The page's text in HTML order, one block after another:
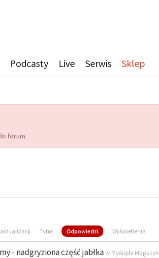
Podcasty Live Serwis Sklep
forum.
Tytuł Odpowiedzi Wyświetlenia
- nadgryziona część jabłkaw MyApple Magazyn